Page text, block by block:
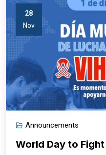
28
Nov
Announcements
World Day to Fight